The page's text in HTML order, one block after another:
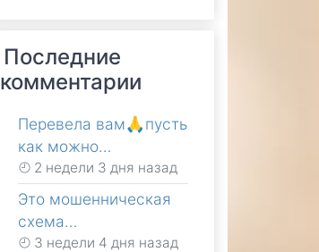
Последние
комментарии
Перевела вам🙏пусть
как можно…
2 недели 3 дня назад
Это мошенническая
схема…
3 недели 4 дня назад